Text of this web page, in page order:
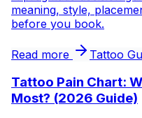
meaning, style,
before you book.
Read more Tattoo
Tattoo Pain Chart:
Most? (2026 Guide)